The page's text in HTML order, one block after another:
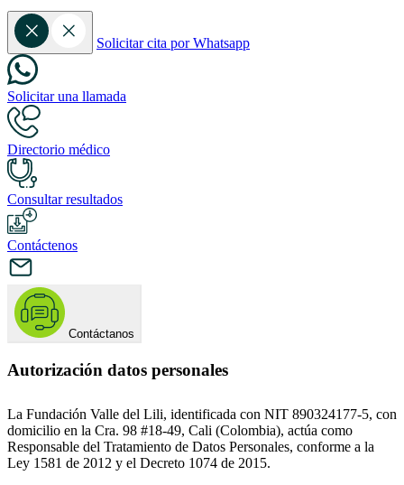
Solicitar cita por Whatsapp
Solicitar una llamada
Directorio médico
Consultar resultados
Contáctenos
Contáctanos
Autorización datos personales
La Fundación Valle del Lili, identificada con NIT 890324177-5, con
domicilio en la Cra. 98 #18-49, Cali (Colombia), actúa como
Responsable del Tratamiento de Datos Personales, conforme a la
Ley 1581 de 2012 y el Decreto 1074 de 2015.